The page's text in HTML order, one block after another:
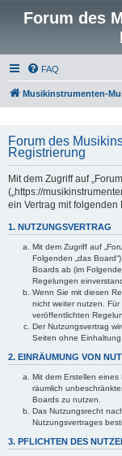
Forum des
FAQ
Musikinstrumenten-
Forum des
Registrierung
Mit dem Zugriff auf
(„https://
ein Vertrag mit
1. NUTZUNGSVERTRAG
Mit dem Zugriff auf
Folgenden „das
Boards ab (im
Regelungen
Wenn Sie mit diesen
nicht weiter nutzen.
veröffentlichten
Der Nutzungsvertrag
Seiten ohne Einhaltung
2. EINRÄUMUNG VON
Mit dem Erstellen
räumlich
Boards zu nutzen.
Das Nutzungsrecht
Nutzungsvertrages
3. PFLICHTEN DES